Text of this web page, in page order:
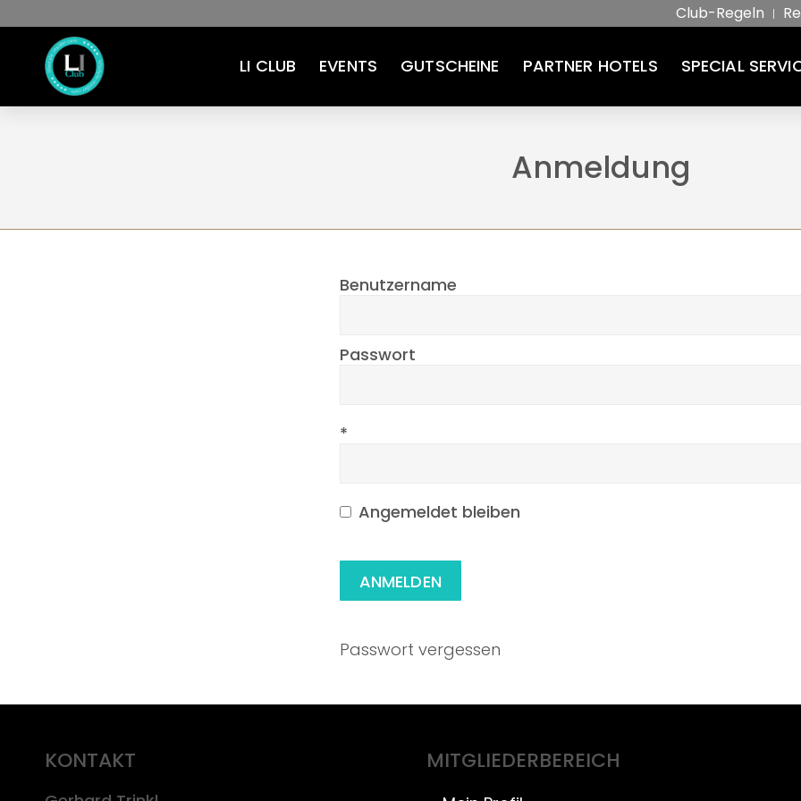
Club-Regeln
LI CLUB EVENTS GUTSCHEINE PARTNER HOTELS SPECIAL
Anmeldung
Benutzername
Passwort
*
Angemeldet bleiben
Passwort vergessen
KONTAKT MITGLIEDERBEREICH